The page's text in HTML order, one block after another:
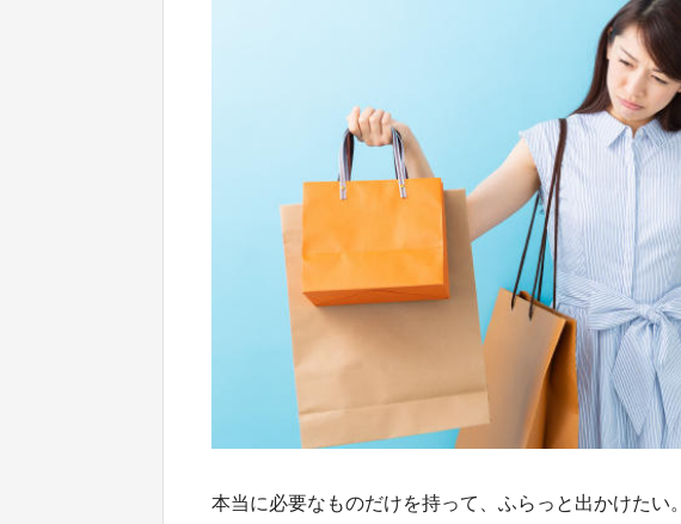
本当に必要なものだけを持って、ふらっと出かけたい。